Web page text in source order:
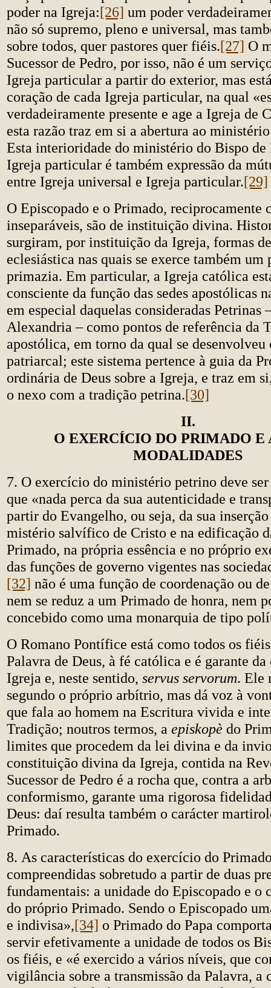
poder na Igreja:[26] um poder
não só supremo, pleno e universal, mas
sobre todos, quer pastores quer fiéis.[27] O
Sucessor de Pedro, por isso, não é um
Igreja particular a partir do exterior, mas
coração de cada Igreja particular, na qual
verdadeiramente presente e age a Igreja de
esta razão traz em si a abertura ao
Esta interioridade do ministério do Bispo de
Igreja particular é também expressão da
entre Igreja universal e Igreja particular.[29]
O Episcopado e o Primado, reciprocamente
inseparáveis, são de instituição divina.
surgiram, por instituição da Igreja, formas
eclesiástica nas quais se exerce também
primazia. Em particular, a Igreja católica
consciente da função das sedes apostólicas
em especial daquelas consideradas Petrinas
Alexandria – como pontos de referência da
apostólica, em torno da qual se desenvolveu
patriarcal; este sistema pertence à guia da
ordinária de Deus sobre a Igreja, e traz em
o nexo com a tradição petrina.[30]
II.
O EXERCÍCIO DO PRIMADO E
MODALIDADES
7. O exercício do ministério petrino deve
que «nada perca da sua autenticidade e
partir do Evangelho, ou seja, da sua
mistério salvífico de Cristo e na edificação
Primado, na própria essência e no próprio
das funções de governo vigentes nas
[32] não é uma função de coordenação ou
nem se reduz a um Primado de honra, nem
concebido como uma monarquia de tipo
O Romano Pontífice está como todos os
Palavra de Deus, à fé católica e é garante
Igreja e, neste sentido, servus servorum. Ele
segundo o próprio arbítrio, mas dá voz à
que fala ao homem na Escritura vivida e
Tradição; noutros termos, a episkopè do
limites que procedem da lei divina e da
constituição divina da Igreja, contida na
Sucessor de Pedro é a rocha que, contra a
conformismo, garante uma rigorosa
Deus: daí resulta também o carácter
Primado.
8. As características do exercício do
compreendidas sobretudo a partir de duas
fundamentais: a unidade do Episcopado e o
do próprio Primado. Sendo o Episcopado
e indivisa»,[34] o Primado do Papa
servir efetivamente a unidade de todos os
os fiéis, e «é exercido a vários níveis, que
vigilância sobre a transmissão da Palavra, a